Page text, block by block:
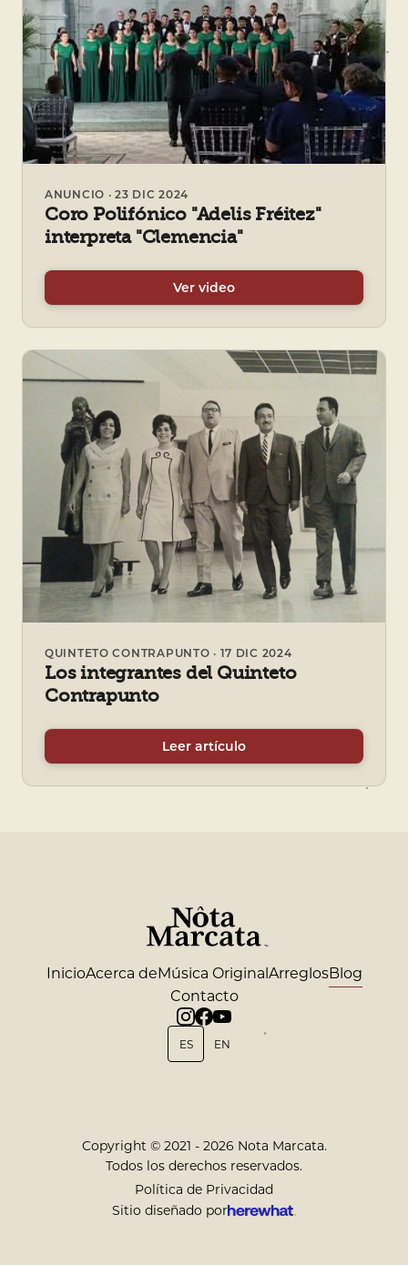
ANUNCIO · 23 DIC 2024
Coro Polifónico "Adelis Fréitez"
interpreta "Clemencia"
Ver video
QUINTETO CONTRAPUNTO · 17 DIC 2024
Los integrantes del Quinteto
Contrapunto
Leer artículo
InicioAcerca deMúsica OriginalArreglosBlog
Contacto
ES EN
Copyright © 2021 - 2026 Nota Marcata.
Todos los derechos reservados.
Política de Privacidad
Sitio diseñado por